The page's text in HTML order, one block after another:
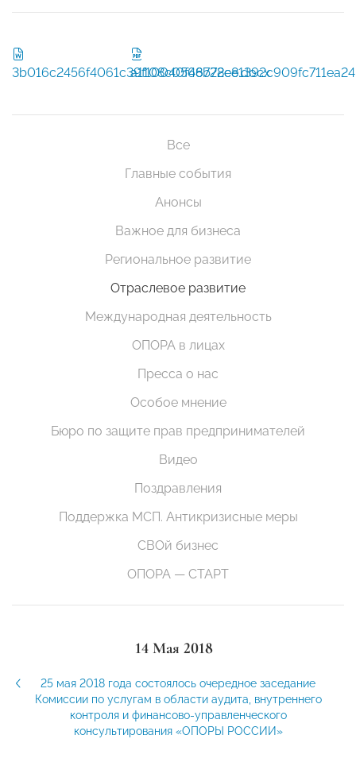
3b016c2456f4061c39f10040f48b72ee.docx
Все
Главные события
Анонсы
Важное для бизнеса
Региональное развитие
Отраслевое развитие
Международная деятельность
ОПОРА в лицах
Пресса о нас
Особое мнение
Бюро по защите прав предпринимателей
Видео
Поздравления
Поддержка МСП. Антикризисные меры
СВОй бизнес
ОПОРА — СТАРТ
14 Мая 2018
25 мая 2018 года состоялось очередное заседание
Комиссии по услугам в области аудита, внутреннего
контроля и финансово-управленческого
консультирования «ОПОРЫ РОССИИ»